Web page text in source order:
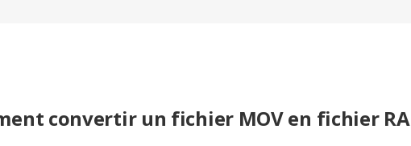
convertir un fichier MOV en fichier RA